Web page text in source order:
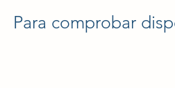
Para comprobar